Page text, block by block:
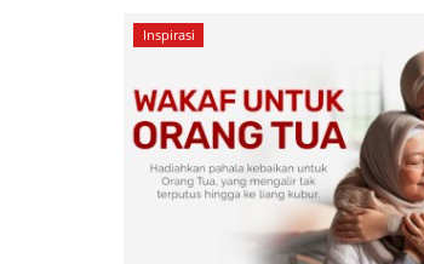
Inspirasi